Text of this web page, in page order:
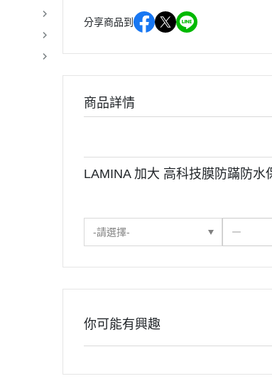
分享商品到
商品詳情
LAMINA 加大 高科技膜防蹣防水
-請選擇-
你可能有興趣